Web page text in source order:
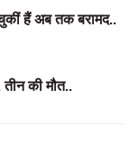
हैं अब तक बरामद..
तीन की मौत..